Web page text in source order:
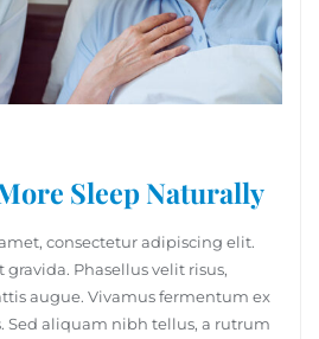
Sleep Naturally
consectetur adipiscing elit.
Phasellus velit risus,
augue. Vivamus fermentum ex
Sed aliquam nibh tellus, a rutrum